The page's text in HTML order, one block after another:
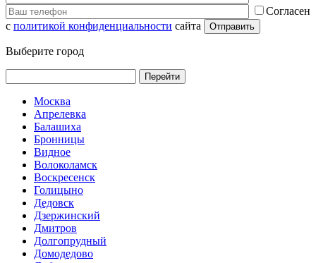
Согласен
с политикой конфиденциальности сайта
Выберите город
Перейти
Москва
Апрелевка
Балашиха
Бронницы
Видное
Волоколамск
Воскресенск
Голицыно
Дедовск
Дзержинский
Дмитров
Долгопрудный
Домодедово